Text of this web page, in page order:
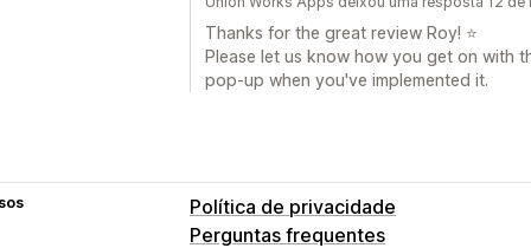
Thanks for the great review Roy! ⭐
Please let us know how you get on with
pop-up when you've implemented it.
Política de privacidade
Perguntas frequentes